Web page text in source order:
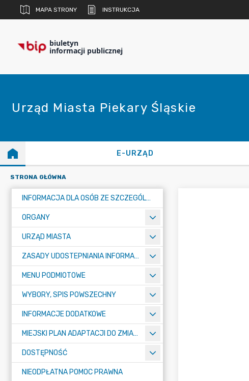
MAPA STRONY INSTRUKCJA
biuletyn
informacji publicznej
Urząd Miasta Piekary Śląskie
E-URZĄD
STRONA GŁÓWNA
INFORMACJA DLA OSÓB ZE SZCZEGÓLNYMI POTRZEBAMI
ORGANY
URZĄD MIASTA
ZASADY UDOSTEPNIANIA INFORMACJI PUBLICZNYCH
MENU PODMIOTOWE
WYBORY, SPIS POWSZECHNY
INFORMACJE DODATKOWE
MIEJSKI PLAN ADAPTACJI DO ZMIAN KLIMATU
DOSTĘPNOŚĆ
NIEODPŁATNA POMOC PRAWNA